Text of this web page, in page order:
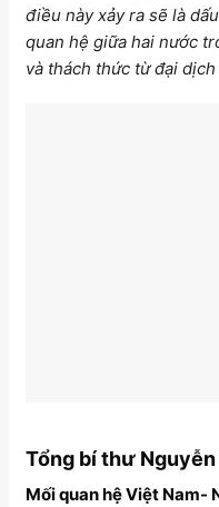
điều này xảy ra sẽ là
quan hệ giữa hai nước
và thách thức từ đại
Tổng bí thư
Mối quan hệ Việt Nam-